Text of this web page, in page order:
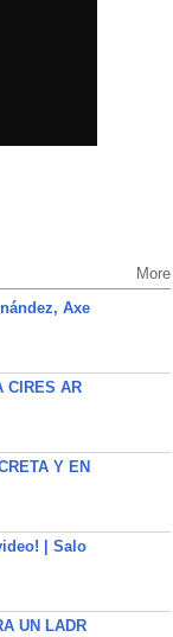
More
Axe
CIRES AR
Y EN
| Salo
UN LADR